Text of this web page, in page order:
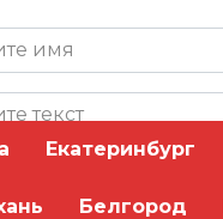
Екатеринбург
Белгород